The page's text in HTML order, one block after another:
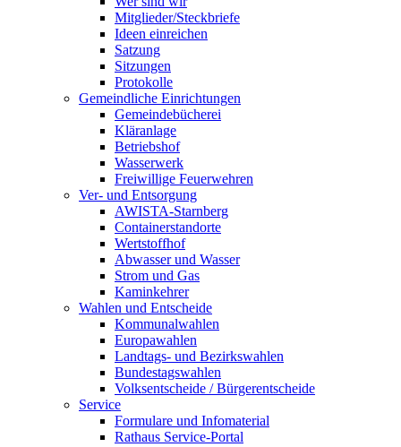
Mitglieder/Steckbriefe
Ideen einreichen
Satzung
Sitzungen
Protokolle
Gemeindliche Einrichtungen
Gemeindebücherei
Kläranlage
Betriebshof
Wasserwerk
Freiwillige Feuerwehren
Ver- und Entsorgung
AWISTA-Starnberg
Containerstandorte
Wertstoffhof
Abwasser und Wasser
Strom und Gas
Kaminkehrer
Wahlen und Entscheide
Kommunalwahlen
Europawahlen
Landtags- und Bezirkswahlen
Bundestagswahlen
Volksentscheide / Bürgerentscheide
Service
Formulare und Infomaterial
Rathaus Service-Portal